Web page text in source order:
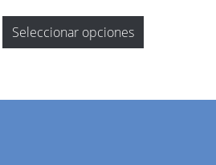
Seleccionar opciones